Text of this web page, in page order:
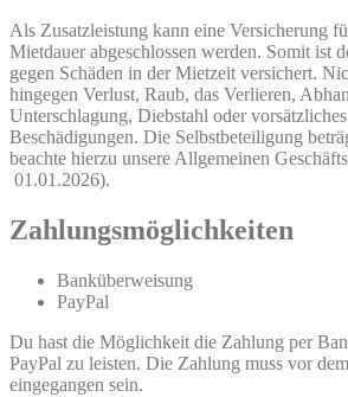
Als Zusatzleistung kann eine Versicherung
Mietdauer abgeschlossen werden. Somit ist
gegen Schäden in der Mietzeit versichert.
hingegen Verlust, Raub, das Verlieren,
Unterschlagung, Diebstahl oder
Beschädigungen. Die Selbstbeteiligung
beachte hierzu unsere Allgemeinen
01.01.2026).
Zahlungsmöglichkeiten
Banküberweisung
PayPal
Du hast die Möglichkeit die Zahlung per
PayPal zu leisten. Die Zahlung muss vor
eingegangen sein.